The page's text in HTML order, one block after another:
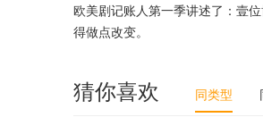
欧美剧记账人第一季讲述了：壹
得做点改变。
猜你喜欢 同类型